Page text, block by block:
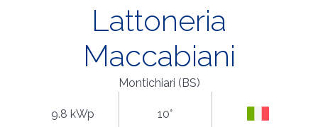
Lattoneria
Maccabiani
Montichiari (BS)
9.8 kWp 10°